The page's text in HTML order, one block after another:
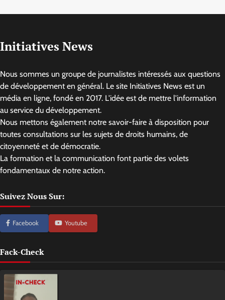
Initiatives News
Nous sommes un groupe de journalistes intéressés aux questions
de développement en général. Le site Initiatives News est un
média en ligne, fondé en 2017. L'idée est de mettre l'information
au service du développement.
Nous mettons également notre savoir-faire à disposition pour
toutes consultations sur les sujets de droits humains, de
citoyenneté et de démocratie.
La formation et la communication font partie des volets
fondamentaux de notre action.
Suivez Nous Sur:
Facebook Youtube
Fack-Check